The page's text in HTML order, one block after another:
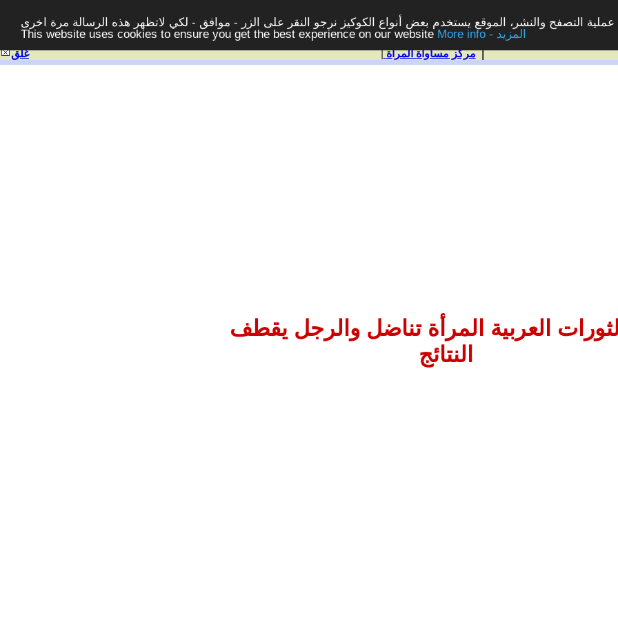
التصفح والنشر، الموقع يستخدم بعض أنواع الكوكيز نرجو النقر على الزر - موافق - لكي لاتظهر هذه الرسالة مرة اخرى -
This website uses cookies to ensure you get the best experience on our website
More info - المزيد
غلق | مركز مساواة المرأة|
العربية المرأة تناضل والرجل يقطف
النتائج